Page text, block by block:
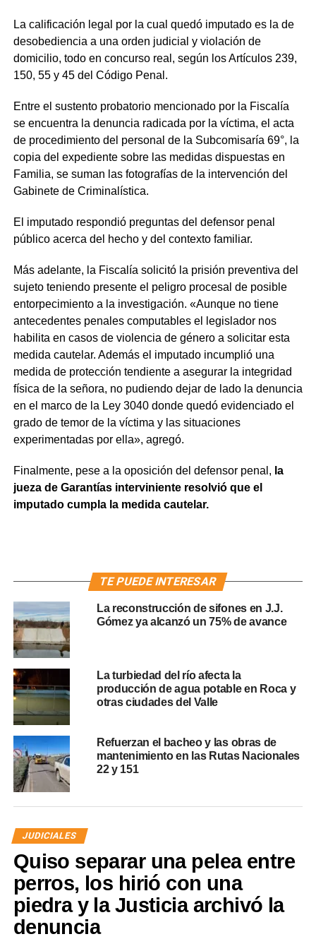
La calificación legal por la cual quedó imputado es la de
desobediencia a una orden judicial y violación de
domicilio, todo en concurso real, según los Artículos 239,
150, 55 y 45 del Código Penal.
Entre el sustento probatorio mencionado por la Fiscalía
se encuentra la denuncia radicada por la víctima, el acta
de procedimiento del personal de la Subcomisaría 69°, la
copia del expediente sobre las medidas dispuestas en
Familia, se suman las fotografías de la intervención del
Gabinete de Criminalística.
El imputado respondió preguntas del defensor penal
público acerca del hecho y del contexto familiar.
Más adelante, la Fiscalía solicitó la prisión preventiva del
sujeto teniendo presente el peligro procesal de posible
entorpecimiento a la investigación. «Aunque no tiene
antecedentes penales computables el legislador nos
habilita en casos de violencia de género a solicitar esta
medida cautelar. Además el imputado incumplió una
medida de protección tendiente a asegurar la integridad
física de la señora, no pudiendo dejar de lado la denuncia
en el marco de la Ley 3040 donde quedó evidenciado el
grado de temor de la víctima y las situaciones
experimentadas por ella», agregó.
Finalmente, pese a la oposición del defensor penal, la
jueza de Garantías interviniente resolvió que el
imputado cumpla la medida cautelar.
TE PUEDE INTERESAR
La reconstrucción de sifones en J.J.
Gómez ya alcanzó un 75% de avance
La turbiedad del río afecta la
producción de agua potable en Roca y
otras ciudades del Valle
Refuerzan el bacheo y las obras de
mantenimiento en las Rutas Nacionales
22 y 151
JUDICIALES
Quiso separar una pelea entre
perros, los hirió con una
piedra y la Justicia archivó la
denuncia